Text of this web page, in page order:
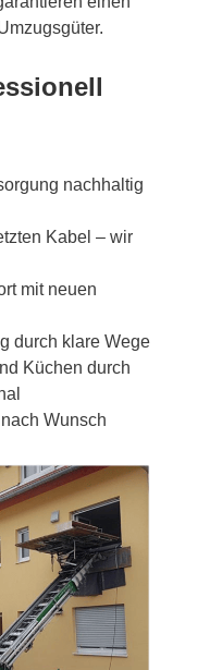
nachhaltig
Kabel – wir
mit neuen
durch klare Wege
Küchen durch
Wunsch